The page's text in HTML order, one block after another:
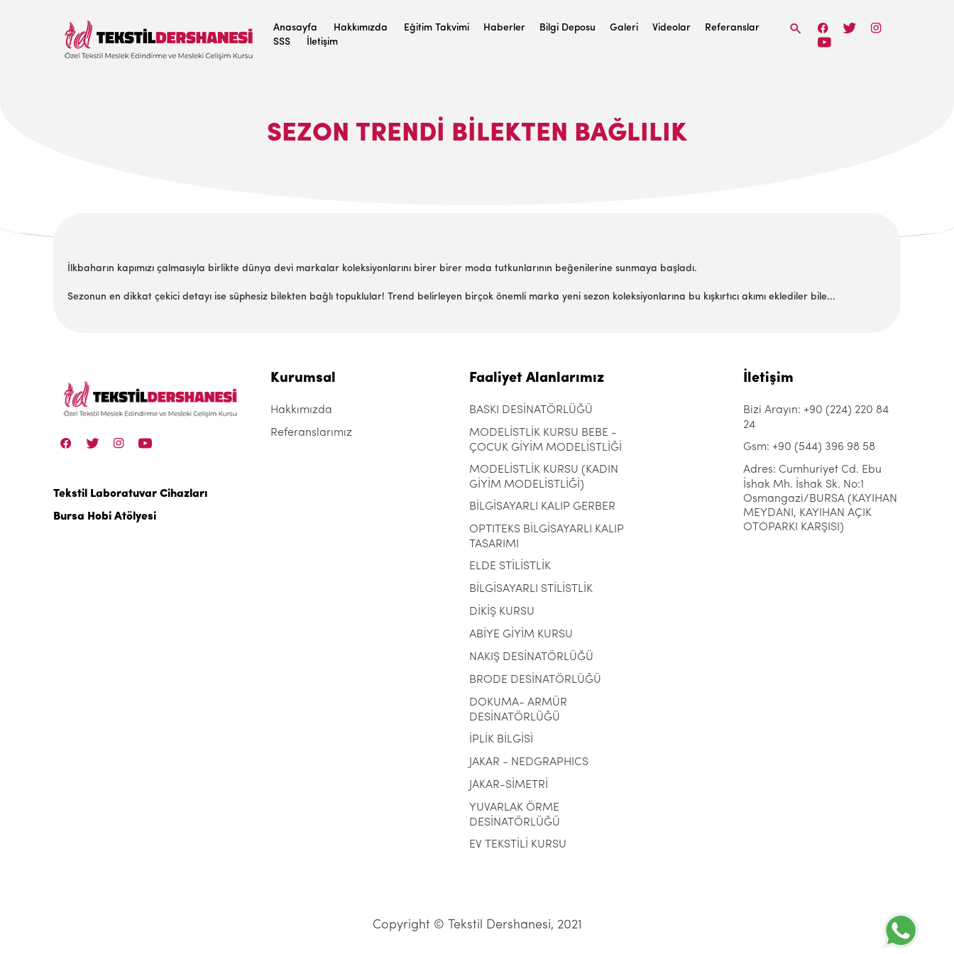
Anasayfa Hakkımızda Eğitim Takvimi Haberler Bilgi Deposu Galeri Videolar
Referanslar
SSS
İletişim
SEZON TRENDI BILEKTEN BAĞLILIK
İlkbaharın kapımızı çalmasıyla birlikte dünya devi markalar koleksiyonlarını birer birer moda tutkunlarının beğenilerine sunmaya başladı.
Sezonun en dikkat çekici detayı ise süphesiz bilekten bağlı topuklular! Trend belirleyen birçok önemli marka yeni sezon koleksiyonlarına bu kışkırtıcı akımı eklediler bile...
Tekstil Laboratuvar Cihazları
Bursa Hobi Atölyesi
Kurumsal
Hakkımızda
Referanslarımız
Faaliyet Alanlarımız
BASKI DESİNATÖRLÜĞÜ
MODELİSTLİK KURSU BEBE -
ÇOCUK GİYİM MODELİSTLİĞİ
MODELİSTLİK KURSU (KADIN
GİYİM MODELİSTLİĞİ)
BİLGİSAYARLI KALIP GERBER
OPTITEKS BİLGİSAYARLI KALIP
TASARIMI
ELDE STİLİSTLİK
BİLGİSAYARLI STİLİSTLİK
DİKİŞ KURSU
ABİYE GİYİM KURSU
NAKIŞ DESİNATÖRLÜĞÜ
BRODE DESİNATÖRLÜĞÜ
DOKUMA- ARMÜR
DESİNATÖRLÜĞÜ
İPLİK BİLGİSİ
JAKAR - NEDGRAPHICS
JAKAR-SİMETRİ
YUVARLAK ÖRME
DESİNATÖRLÜĞÜ
EV TEKSTİLİ KURSU
İletişim
Bizi Arayın: +90 (224) 220 84
24
Gsm: +90 (544) 396 98 58
Adres: Cumhuriyet Cd. Ebu
İshak Mh. İshak Sk. No:1
Osmangazi/BURSA (KAYIHAN
MEYDANI, KAYIHAN AÇIK
OTOPARKI KARŞISI)
Copyright © Tekstil Dershanesi, 2021